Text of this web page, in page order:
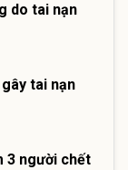
do tai nạn
tai nạn
3 người chết